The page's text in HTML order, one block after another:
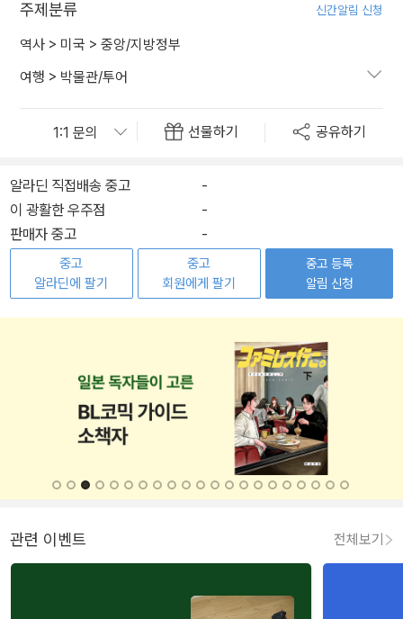
주제분류 신간알림 신청
역사 > 미국 > 중앙/지방정부
여행 > 박물관/투어
선물하기 공유하기
알라딘 직접배송 중고
-
이 광활한 우주점
-
판매자 중고
-
중고
알라딘에 팔기
중고
회원에게 팔기
중고 등록
알림 신청
관련 이벤트 전체보기